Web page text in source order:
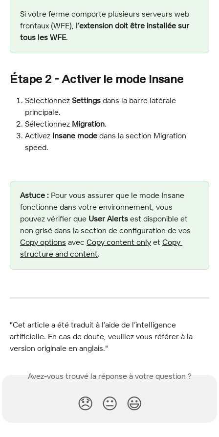
Si votre ferme comporte plusieurs serveurs web
frontaux (WFE), l’extension doit être installée sur
tous les WFE.
Étape 2 - Activer le mode Insane
Sélectionnez Settings dans la barre latérale
principale.
Sélectionnez Migration.
Activez Insane mode dans la section Migration
speed.
Astuce : Pour vous assurer que le mode Insane
fonctionne dans votre environnement, vous
pouvez vérifier que User Alerts est disponible et
non grisé dans la section de configuration de vos
Copy options avec Copy content only et Copy
structure and content.
"Cet article a été traduit à l’aide de l’intelligence
artificielle. En cas de doute, veuillez vous référer à la
version originale en anglais."
Avez-vous trouvé la réponse à votre question ?
😞 😐 😃